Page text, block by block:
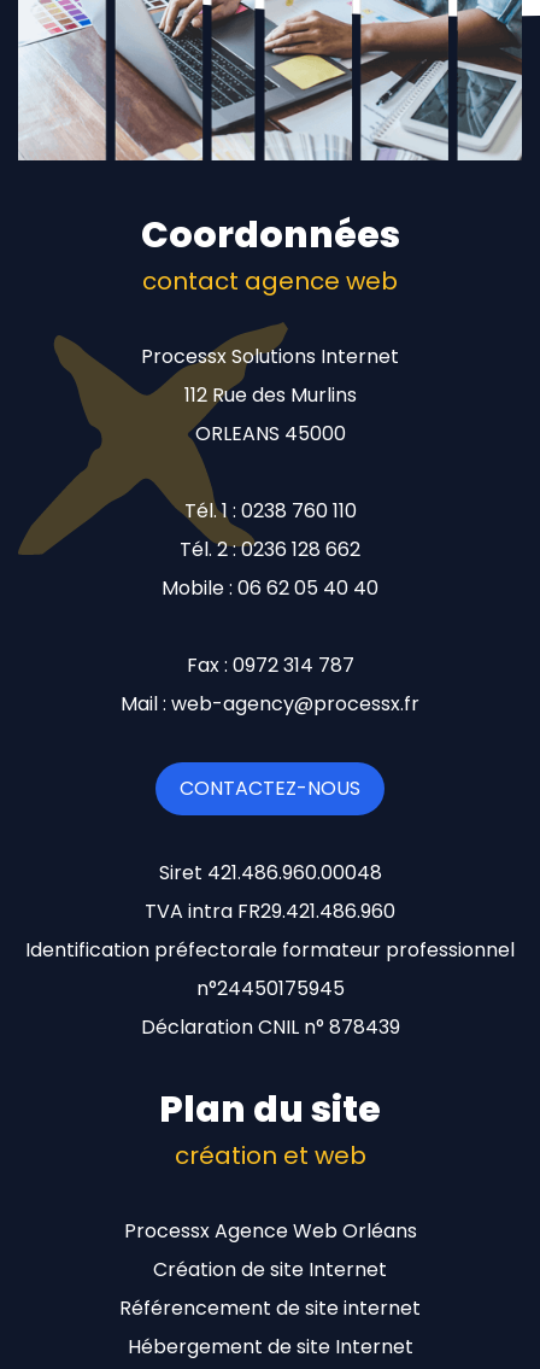
Coordonnées
contact agence web
Processx Solutions Internet
112 Rue des Murlins
ORLEANS 45000
Tél. 1 : 0238 760 110
Tél. 2 : 0236 128 662
Mobile : 06 62 05 40 40
Fax : 0972 314 787
Mail : web-agency@processx.fr
CONTACTEZ-NOUS
Siret 421.486.960.00048
TVA intra FR29.421.486.960
Identification préfectorale formateur professionnel
n°24450175945
Déclaration CNIL n° 878439
Plan du site
création et web
Processx Agence Web Orléans
Création de site Internet
Référencement de site internet
Hébergement de site Internet